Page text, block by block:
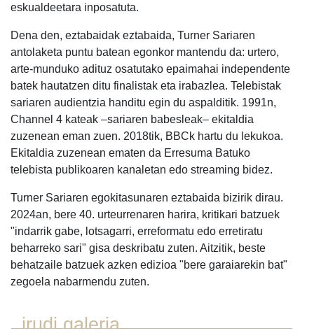
eskualdeetara inposatuta.
Dena den, eztabaidak eztabaida, Turner Sariaren
antolaketa puntu batean egonkor mantendu da: urtero,
arte-munduko adituz osatutako epaimahai independente
batek hautatzen ditu finalistak eta irabazlea. Telebistak
sariaren audientzia handitu egin du aspalditik. 1991n,
Channel 4 kateak –sariaren babesleak– ekitaldia
zuzenean eman zuen. 2018tik, BBCk hartu du lekukoa.
Ekitaldia zuzenean ematen da Erresuma Batuko
telebista publikoaren kanaletan edo streaming bidez.
Turner Sariaren egokitasunaren eztabaida bizirik dirau.
2024an, bere 40. urteurrenaren harira, kritikari batzuek
"indarrik gabe, lotsagarri, erreformatu edo erretiratu
beharreko sari" gisa deskribatu zuten. Aitzitik, beste
behatzaile batzuek azken edizioa "bere garaiarekin bat"
zegoela nabarmendu zuten.
irudi galeria